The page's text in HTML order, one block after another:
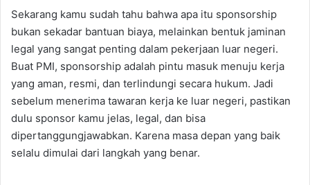
Sekarang kamu sudah tahu bahwa apa itu sponsorship
bukan sekadar bantuan biaya, melainkan bentuk jaminan
legal yang sangat penting dalam pekerjaan luar negeri.
Buat PMI, sponsorship adalah pintu masuk menuju kerja
yang aman, resmi, dan terlindungi secara hukum. Jadi
sebelum menerima tawaran kerja ke luar negeri, pastikan
dulu sponsor kamu jelas, legal, dan bisa
dipertanggungjawabkan. Karena masa depan yang baik
selalu dimulai dari langkah yang benar.